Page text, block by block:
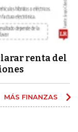
renta del
MÁS FINANZAS